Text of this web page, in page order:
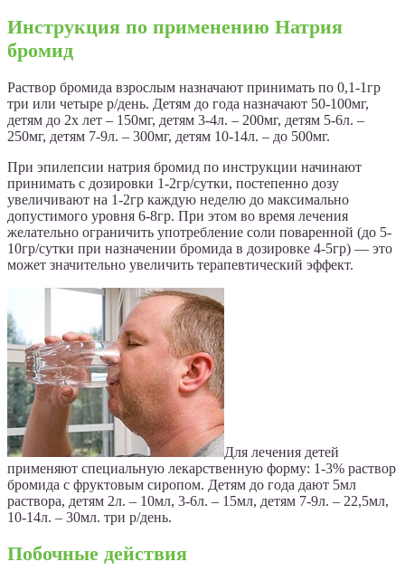
Инструкция по применению Натрия
бромид
Раствор бромида взрослым назначают принимать по 0,1-1гр
три или четыре р/день. Детям до года назначают 50-100мг,
детям до 2х лет – 150мг, детям 3-4л. – 200мг, детям 5-6л. –
250мг, детям 7-9л. – 300мг, детям 10-14л. – до 500мг.
При эпилепсии натрия бромид по инструкции начинают
принимать с дозировки 1-2гр/сутки, постепенно дозу
увеличивают на 1-2гр каждую неделю до максимально
допустимого уровня 6-8гр. При этом во время лечения
желательно ограничить употребление соли поваренной (до 5-
10гр/сутки при назначении бромида в дозировке 4-5гр) — это
может значительно увеличить терапевтический эффект.
Для лечения детей
применяют специальную лекарственную форму: 1-3% раствор
бромида с фруктовым сиропом. Детям до года дают 5мл
раствора, детям 2л. – 10мл, 3-6л. – 15мл, детям 7-9л. – 22,5мл,
10-14л. – 30мл. три р/день.
Побочные действия